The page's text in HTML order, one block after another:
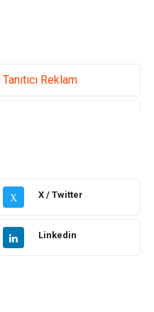
Tanıtıcı Reklam
Elektrik Elektronik
Alışveriş
X X / Twitter
Linkedin